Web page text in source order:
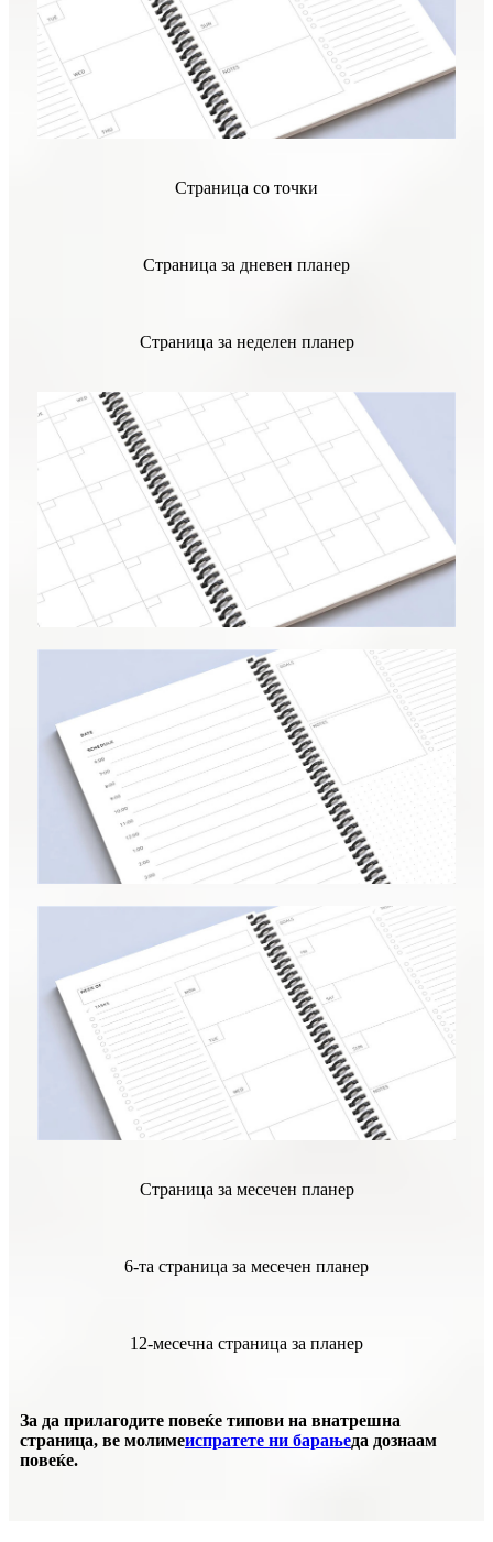
Страница со точки
Страница за дневен планер
Страница за неделен планер
Страница за месечен планер
6-та страница за месечен планер
12-месечна страница за планер
За да прилагодите повеќе типови на внатрешна
страница, ве молимеиспратете ни барањеда дознаам
повеќе.